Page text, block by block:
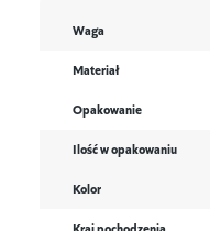
Waga
Materiał
Opakowanie
Ilość w opakowaniu
Kolor
Kraj pochodzenia